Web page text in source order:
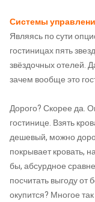
Системы
Являясь по сути
гостиницах пять
звёздочных отелей.
зачем вообще это
Дорого? Скорее да.
гостинице. Взять
дешевый, можно
покрывает кровать,
бы, абсурдное
посчитать выгоду от
окупится? Многое